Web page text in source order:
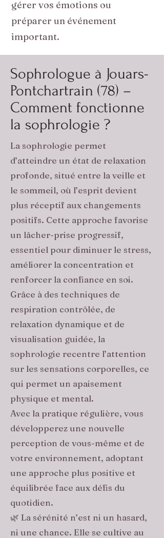
gérer vos émotions ou
préparer un événement
important.
Sophrologue à Jouars-
Pontchartrain (78) –
Comment fonctionne
la sophrologie ?
La sophrologie permet
d’atteindre un état de relaxation
profonde, situé entre la veille et
le sommeil, où l’esprit devient
plus réceptif aux changements
positifs. Cette approche favorise
un lâcher-prise progressif,
essentiel pour diminuer le stress,
améliorer la concentration et
renforcer la confiance en soi.
Grâce à des techniques de
respiration contrôlée, de
relaxation dynamique et de
visualisation guidée, la
sophrologie recentre l’attention
sur les sensations corporelles, ce
qui permet un apaisement
physique et mental.
Avec la pratique régulière, vous
développerez une nouvelle
perception de vous-même et de
votre environnement, adoptant
une approche plus positive et
équilibrée face aux défis du
quotidien.
🌿 La sérénité n’est ni un hasard,
ni une chance. Elle se cultive au